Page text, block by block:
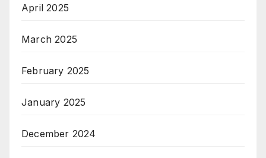
April 2025
March 2025
February 2025
January 2025
December 2024